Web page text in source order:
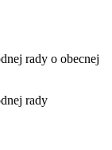
rady o obecnej
rady